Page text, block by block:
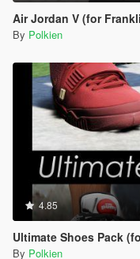
Air Jordan V (for
By Polkien
4.85
Ultimate Shoes Pack
By Polkien